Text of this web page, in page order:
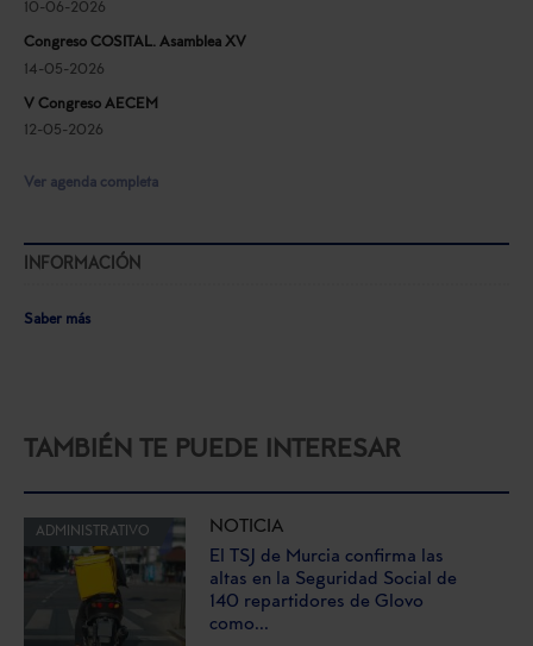
10-06-2026
Congreso COSITAL. Asamblea XV
14-05-2026
V Congreso AECEM
12-05-2026
Ver agenda completa
INFORMACIÓN
Saber más
TAMBIÉN TE PUEDE INTERESAR
ADMINISTRATIVO
NOTICIA
El TSJ de Murcia confirma las
altas en la Seguridad Social de
140 repartidores de Glovo
como...